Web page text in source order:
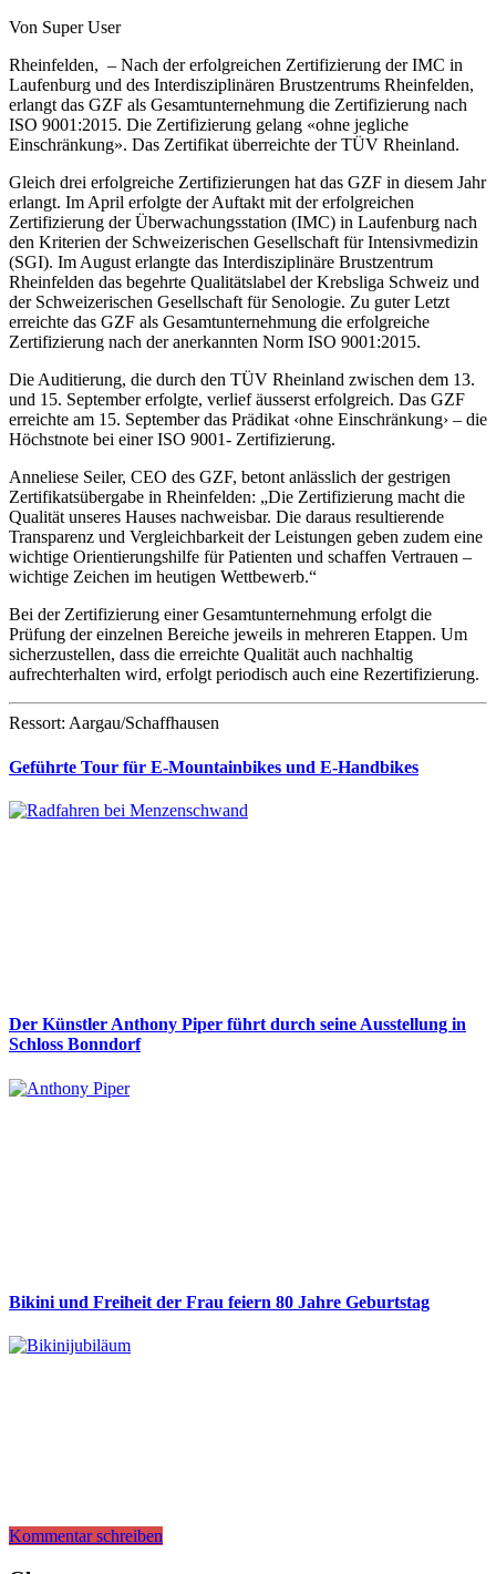
Von Super User
Rheinfelden, – Nach der erfolgreichen Zertifizierung der IMC in
Laufenburg und des Interdisziplinären Brustzentrums Rheinfelden,
erlangt das GZF als Gesamtunternehmung die Zertifizierung nach
ISO 9001:2015. Die Zertifizierung gelang «ohne jegliche
Einschränkung». Das Zertifikat überreichte der TÜV Rheinland.
Gleich drei erfolgreiche Zertifizierungen hat das GZF in diesem Jahr
erlangt. Im April erfolgte der Auftakt mit der erfolgreichen
Zertifizierung der Überwachungsstation (IMC) in Laufenburg nach
den Kriterien der Schweizerischen Gesellschaft für Intensivmedizin
(SGI). Im August erlangte das Interdisziplinäre Brustzentrum
Rheinfelden das begehrte Qualitätslabel der Krebsliga Schweiz und
der Schweizerischen Gesellschaft für Senologie. Zu guter Letzt
erreichte das GZF als Gesamtunternehmung die erfolgreiche
Zertifizierung nach der anerkannten Norm ISO 9001:2015.
Die Auditierung, die durch den TÜV Rheinland zwischen dem 13.
und 15. September erfolgte, verlief äusserst erfolgreich. Das GZF
erreichte am 15. September das Prädikat ‹ohne Einschränkung› – die
Höchstnote bei einer ISO 9001- Zertifizierung.
Anneliese Seiler, CEO des GZF, betont anlässlich der gestrigen
Zertifikatsübergabe in Rheinfelden: „Die Zertifizierung macht die
Qualität unseres Hauses nachweisbar. Die daraus resultierende
Transparenz und Vergleichbarkeit der Leistungen geben zudem eine
wichtige Orientierungshilfe für Patienten und schaffen Vertrauen –
wichtige Zeichen im heutigen Wettbewerb.“
Bei der Zertifizierung einer Gesamtunternehmung erfolgt die
Prüfung der einzelnen Bereiche jeweils in mehreren Etappen. Um
sicherzustellen, dass die erreichte Qualität auch nachhaltig
aufrechterhalten wird, erfolgt periodisch auch eine Rezertifizierung.
Ressort: Aargau/Schaffhausen
Geführte Tour für E-Mountainbikes und E-Handbikes
Der Künstler Anthony Piper führt durch seine Ausstellung in
Schloss Bonndorf
Bikini und Freiheit der Frau feiern 80 Jahre Geburtstag
Kommentar schreiben